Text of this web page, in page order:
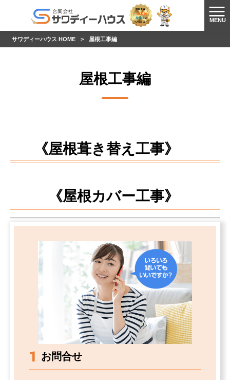
MENU
サワディーハウス HOME > 屋根工事編
屋根工事編
《屋根葺き替え工事》
《屋根カバー工事》
1 お問合せ